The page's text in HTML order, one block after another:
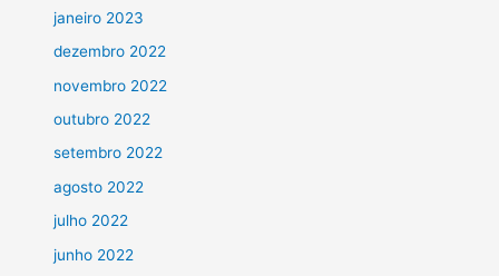
janeiro 2023
dezembro 2022
novembro 2022
outubro 2022
setembro 2022
agosto 2022
julho 2022
junho 2022